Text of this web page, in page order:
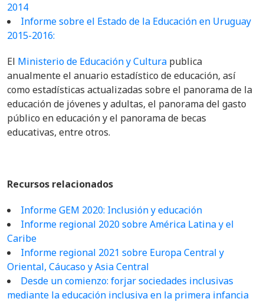
2014
Informe sobre el Estado de la Educación en Uruguay
2015-2016:
El Ministerio de Educación y Cultura publica
anualmente el anuario estadístico de educación, así
como estadísticas actualizadas sobre el panorama de la
educación de jóvenes y adultas, el panorama del gasto
público en educación y el panorama de becas
educativas, entre otros.
Recursos relacionados
Informe GEM 2020: Inclusión y educación
Informe regional 2020 sobre América Latina y el
Caribe
Informe regional 2021 sobre Europa Central y
Oriental, Cáucaso y Asia Central
Desde un comienzo: forjar sociedades inclusivas
mediante la educación inclusiva en la primera infancia